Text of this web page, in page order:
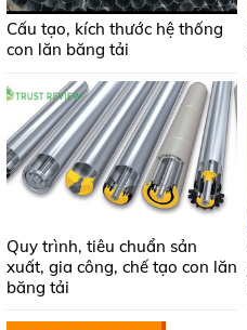
Cấu tạo, kích thước hệ thống
con lăn băng tải
Quy trình, tiêu chuẩn sản
xuất, gia công, chế tạo con lăn
băng tải